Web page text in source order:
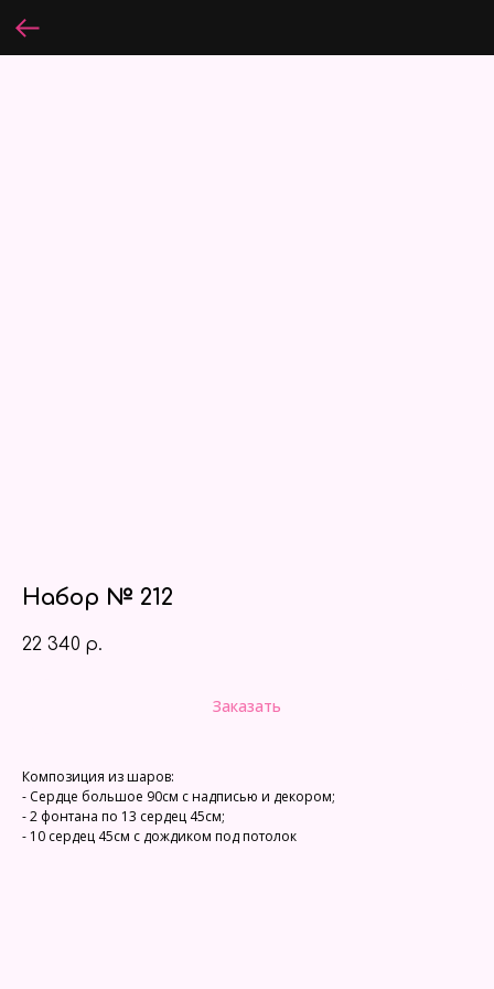
Набор № 212
22 340 р.
Заказать
Композиция из шаров:
- Сердце большое 90см с надписью и декором;
- 2 фонтана по 13 сердец 45см;
- 10 сердец 45см с дождиком под потолок